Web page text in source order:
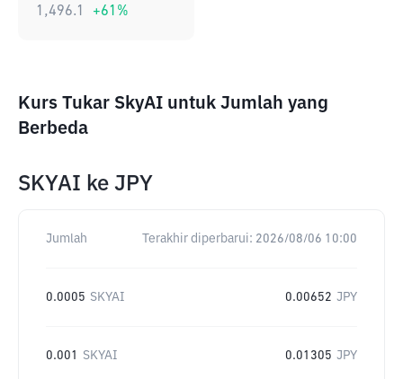
1,496.1 +61 %
Kurs Tukar SkyAI untuk Jumlah yang
Berbeda
SKYAI ke JPY
Jumlah Terakhir diperbarui: 2026/08/06 10:00
0.0005 SKYAI 0.00652 JPY
0.001 SKYAI 0.01305 JPY